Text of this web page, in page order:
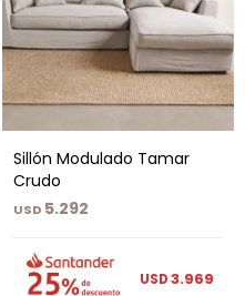
Sillón Modulado Tamar
Crudo
USD 5.292
USD3.969